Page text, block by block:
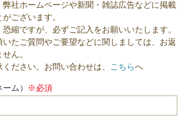
社ホームページや新聞・雑誌広告などに掲載
ございます。
縮ですが、必ずご記入をお願いいたします。
たご質問やご要望などに関しましては、お返
ん。
ださい。お問い合わせは、 こちらへ
ム） ※必須